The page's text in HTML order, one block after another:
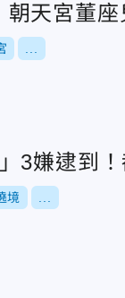
天宮董座
3嫌逮到
境